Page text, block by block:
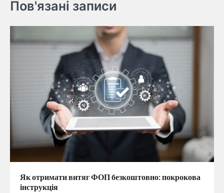
Пов'язані записи
Як отримати витяг ФОП безкоштовно: покрокова
інструкція